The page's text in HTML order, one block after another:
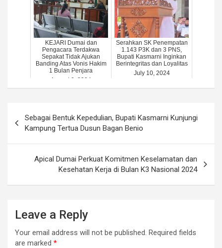
KEJARI Dumai dan
Pengacara Terdakwa
Sepakat Tidak Ajukan
Banding Atas Vonis Hakim
1 Bulan Penjara
August 6, 2024
Serahkan SK Penempatan
1.143 P3K dan 3 PNS,
Bupati Kasmarni Inginkan
Berintegritas dan Loyalitas
July 10, 2024
navigation
Sebagai Bentuk Kepedulian, Bupati Kasmarni Kunjungi
Kampung Tertua Dusun Bagan Benio
Apical Dumai Perkuat Komitmen Keselamatan dan
Kesehatan Kerja di Bulan K3 Nasional 2024
Leave a Reply
Your email address will not be published. Required fields
are marked *